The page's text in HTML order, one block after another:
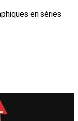
en séries